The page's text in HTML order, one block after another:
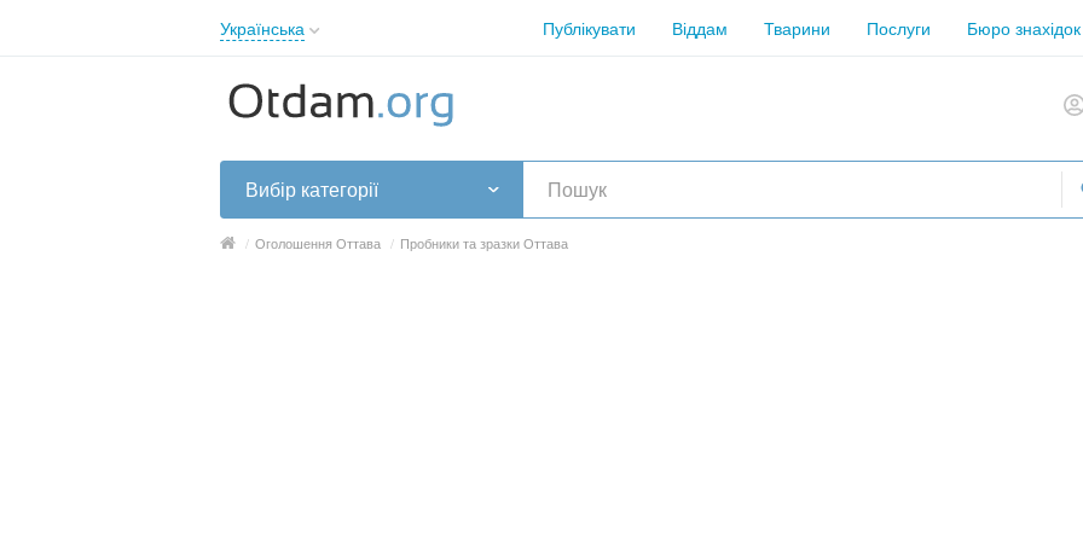
Українська
English
Русский
Українська
Публікувати Віддам Тварини Послуги Бюро знахідок
Вибір категорії
/ Оголошення Оттава / Пробники та зразки Оттава